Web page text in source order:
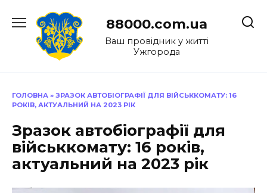
до
88000.com.ua
Ваш провідник у житті
Ужгорода
ГОЛОВНА » ЗРАЗОК АВТОБІОГРАФІЇ ДЛЯ ВІЙСЬККОМАТУ: 16
РОКІВ, АКТУАЛЬНИЙ НА 2023 РІК
Зразок автобіографії для
військкомату: 16 років,
актуальний на 2023 рік